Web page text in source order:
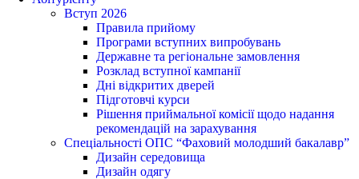
Вступ 2026
Правила прийому
Програми вступних випробувань
Державне та регіональне замовлення
Розклад вступної кампанії
Дні відкритих дверей
Підготовчі курси
Рішення приймальної комісії щодо надання
рекомендацій на зарахування
Спеціальності ОПС “Фаховий молодший бакалавр”
Дизайн середовища
Дизайн одягу